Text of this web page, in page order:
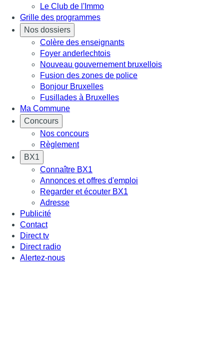
Le Club de l'Immo
Grille des programmes
Nos dossiers
Colère des enseignants
Foyer anderlechtois
Nouveau gouvernement bruxellois
Fusion des zones de police
Bonjour Bruxelles
Fusillades à Bruxelles
Ma Commune
Concours
Nos concours
Règlement
BX1
Connaître BX1
Annonces et offres d'emploi
Regarder et écouter BX1
Adresse
Publicité
Contact
Direct tv
Direct radio
Alertez-nous